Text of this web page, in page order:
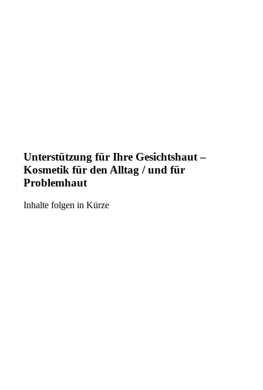
Unterstützung für Ihre Gesichtshaut –
Kosmetik für den Alltag / und für
Problemhaut
Inhalte folgen in Kürze